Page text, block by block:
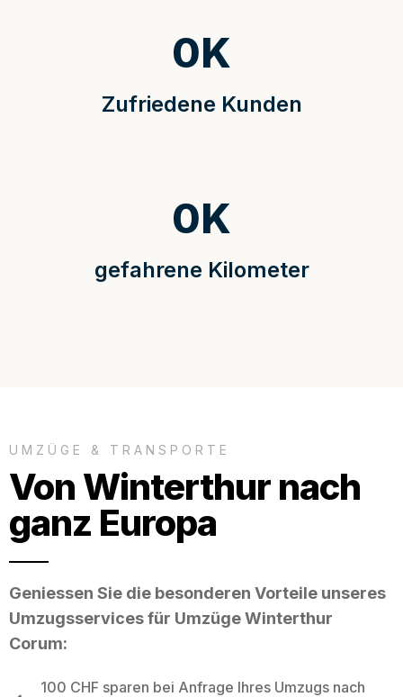
Zufriedene Kunden
0K
gefahrene Kilometer
0K
UMZÜGE & TRANSPORTE
Von Winterthur nach
ganz Europa
Geniessen Sie die besonderen Vorteile unseres
Umzugsservices für Umzüge Winterthur
Corum:
100 CHF sparen bei Anfrage Ihres Umzugs nach